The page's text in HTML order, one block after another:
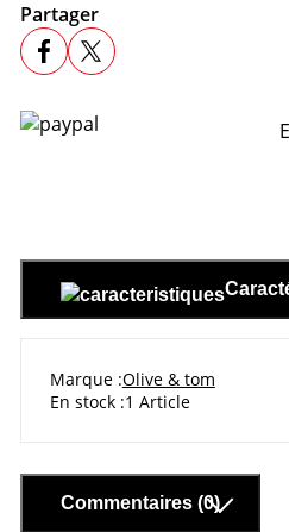
Partager
Marque Olive & tom
En stock 1 Article
Commentaires (0)